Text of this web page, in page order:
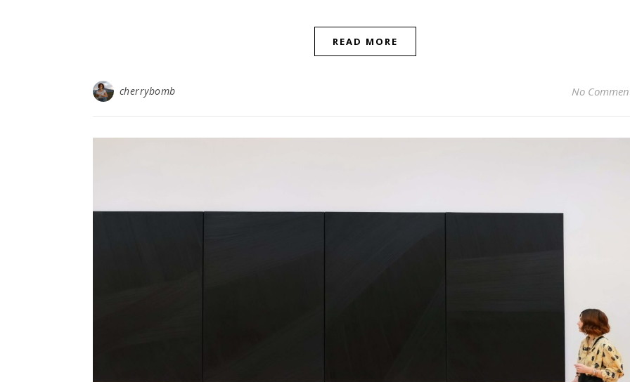
READ MORE
cherrybomb No